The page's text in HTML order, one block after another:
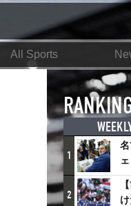
All Sports
1
2